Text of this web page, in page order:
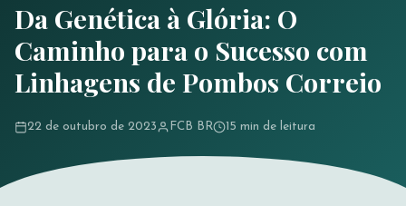
Da Genética à Glória: O
Caminho para o Sucesso com
Linhagens de Pombos Correio
22 de outubro de 2023 FCB BR 15 min de leitura